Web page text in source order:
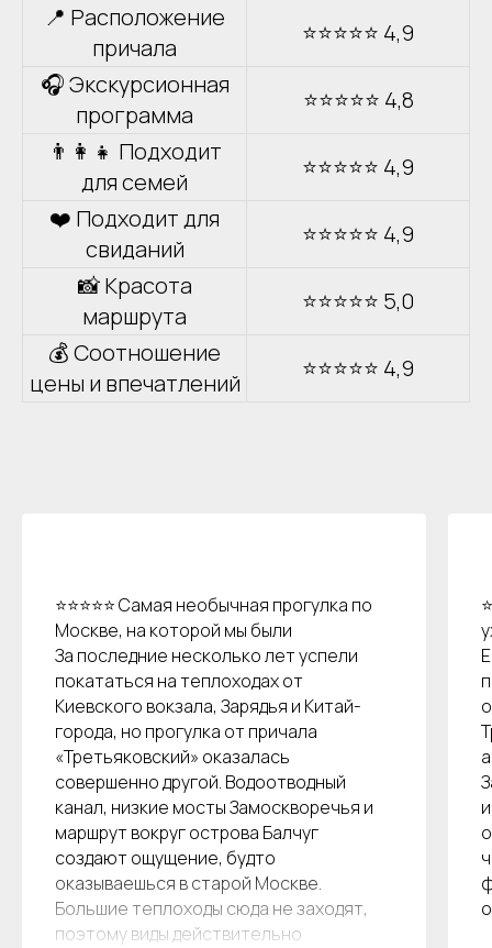
📍 Расположение
причала
⭐⭐⭐⭐⭐ 4,9
🎧 Экскурсионная
программа
⭐⭐⭐⭐⭐ 4,8
👨‍👩‍👧 Подходит
для семей
⭐⭐⭐⭐⭐ 4,9
❤️ Подходит для
свиданий
⭐⭐⭐⭐⭐ 4,9
📸 Красота
маршрута
⭐⭐⭐⭐⭐ 5,0
💰 Соотношение
цены и впечатлений
⭐⭐⭐⭐⭐ 4,9
⭐⭐⭐⭐⭐ Самая необычная прогулка по
Москве, на которой мы были
За последние несколько лет успели
покататься на теплоходах от
Киевского вокзала, Зарядья и Китай-
города, но прогулка от причала
«Третьяковский» оказалась
совершенно другой. Водоотводный
канал, низкие мосты Замоскворечья и
маршрут вокруг острова Балчуг
создают ощущение, будто
оказываешься в старой Москве.
Большие теплоходы сюда не заходят,
поэтому виды действительно